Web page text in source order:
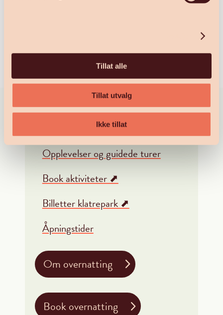
Tillat alle
Tillat utvalg
Ikke tillat
Sommeraktiviteter
Opplevelser og guidede turer
Book aktiviteter ⬈
Billetter klatrepark ⬈
Åpningstider
Om overnatting
Book overnatting